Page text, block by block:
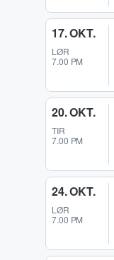
17. OKT.
LØR
7.00 PM
20. OKT.
TIR
7.00 PM
24. OKT.
LØR
7.00 PM